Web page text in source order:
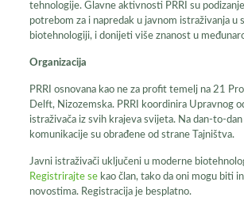
tehnologije. Glavne aktivnosti PRRI su
potrebom za i napredak u javnom istraživanja u
biotehnologiji, i donijeti više znanost u
Organizacija
PRRI osnovana kao ne za profit temelj na 21
Delft, Nizozemska. PRRI koordinira Upravnog
istraživača iz svih krajeva svijeta. Na dan-to-
komunikacije su obrađene od strane Tajništva.
Javni istraživači uključeni u moderne
Registrirajte sekao član, tako da oni mogu biti
novostima. Registracija je besplatno.